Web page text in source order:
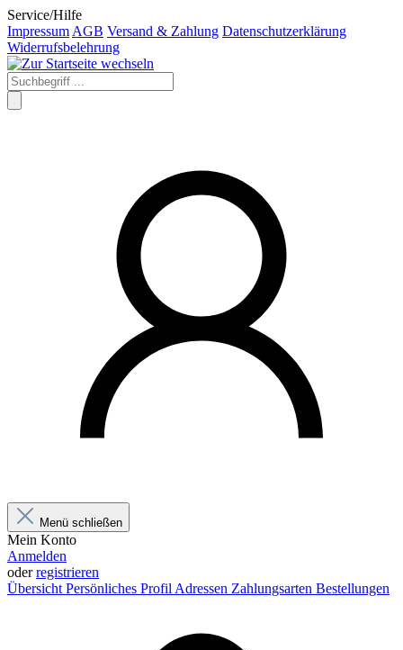
Service/Hilfe
Impressum AGB Versand & Zahlung Datenschutzerklärung
Widerrufsbelehrung
Menü schließen
Mein Konto
Anmelden
oderregistrieren
Übersicht Persönliches Profil Adressen Zahlungsarten Bestellungen